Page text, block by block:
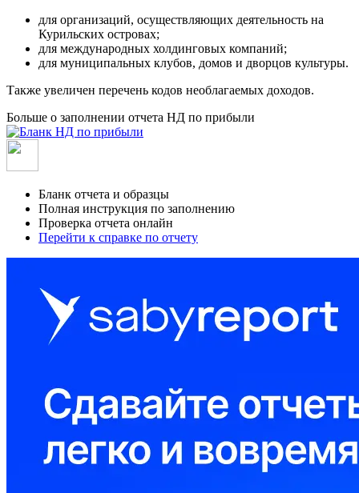
для организаций, осуществляющих деятельность на
Курильских островах;
для международных холдинговых компаний;
для муниципальных клубов, домов и дворцов культуры.
Также увеличен перечень кодов необлагаемых доходов.
Больше о заполнении отчета НД по прибыли
Бланк отчета и образцы
Полная инструкция по заполнению
Проверка отчета онлайн
Перейти к справке по отчету